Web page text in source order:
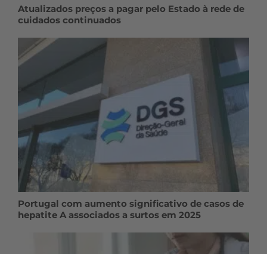
Atualizados preços a pagar pelo Estado à rede de
cuidados continuados
Portugal com aumento significativo de casos de
hepatite A associados a surtos em 2025